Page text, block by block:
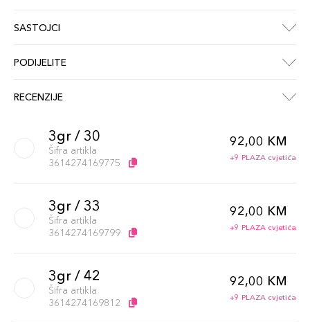
SASTOJCI
PODIJELITE
RECENZIJE
3gr / 30
Šifra artikla
3614274169775
92,00 KM
+9 PLAZA cvjetića
3gr / 33
Šifra artikla
3614274169799
92,00 KM
+9 PLAZA cvjetića
3gr / 42
Šifra artikla
3614274169812
92,00 KM
+9 PLAZA cvjetića